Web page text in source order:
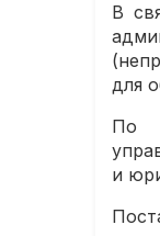
В
для
По
и